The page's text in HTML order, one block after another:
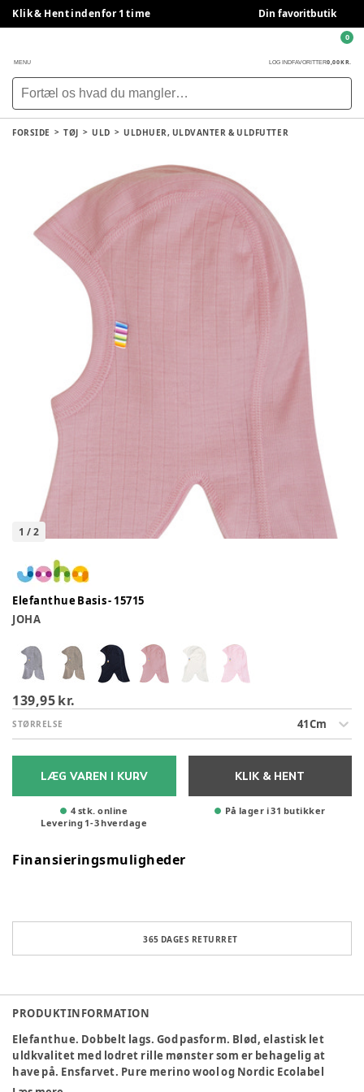
Klik & Hent indenfor 1 time Din favoritbutik
MENU LOG INDFAVORITTER0,00 KR.
0
FORSIDE TØJ ULD ULDHUER, ULDVANTER & ULDFUTTER
1 /2
Elefanthue Basis - 15715
JOHA
139,95 kr.
STØRRELSE 41Cm
LÆG VAREN I KURV
4 stk. online
Levering 1-3hverdage
KLIK & HENT
På lager i 31 butikker
Finansieringsmuligheder
365 DAGES RETURRET
PRODUKTINFORMATION
Elefanthue. Dobbelt lags. God pasform. Blød, elastisk let
uldkvalitet med lodret rille mønster som er behagelig at
have på. Ensfarvet. Pure merino wool og Nordic Ecolabel
mærket.